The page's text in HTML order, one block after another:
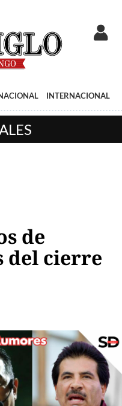
INTERNACIONAL
de
del cierre